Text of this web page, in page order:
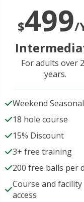
$499/
For adults over
years.
Weekend Seasonal
18 hole course
15% Discount
3+ free training
200 free balls per
Course and facility
access